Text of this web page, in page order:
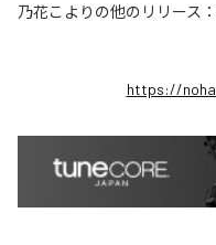
乃花こより の他のリリース：
https://